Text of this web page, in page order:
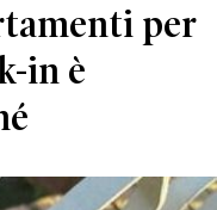
per
in è